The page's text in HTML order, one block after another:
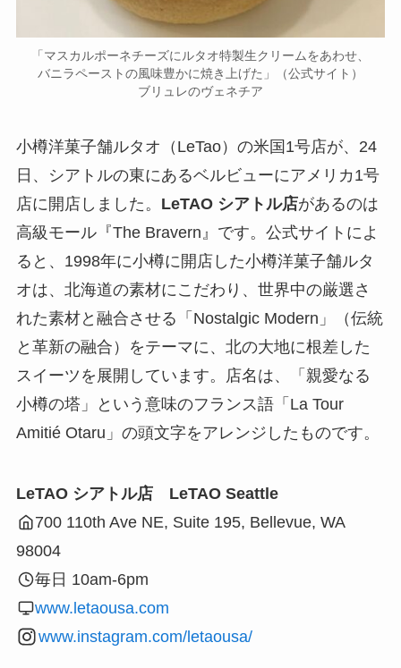
「マスカルポーネチーズにルタオ特製生クリームをあわせ、
バニラペーストの風味豊かに焼き上げた」（公式サイト）
ブリュレのヴェネチア
小樽洋菓子舗ルタオ（LeTao）の米国1号店が、24
日、シアトルの東にあるベルビューにアメリカ1号
店に開店しました。 LeTAO シアトル店があるのは
高級モール『The Bravern』です。公式サイトによ
ると、1998年に小樽に開店した小樽洋菓子舗ルタ
オは、北海道の素材にこだわり、世界中の厳選さ
れた素材と融合させる「Nostalgic Modern」（伝統
と革新の融合）をテーマに、北の大地に根差した
スイーツを展開しています。店名は、「親愛なる
小樽の塔」という意味のフランス語「La Tour
Amitié Otaru」の頭文字をアレンジしたものです。
LeTAO シアトル店 LeTAO Seattle
700 110th Ave NE, Suite 195, Bellevue, WA
98004
毎日 10am-6pm
www.letaousa.com
www.instagram.com/letaousa/